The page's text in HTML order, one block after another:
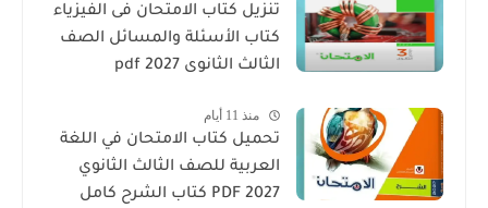
تنزيل كتاب الامتحان فى الفيزياء
كتاب الأسئلة والمسائل الصف
الثالث الثانوى 2027 pdf
منذ 11 أيام
تحميل كتاب الامتحان في اللغة
العربية للصف الثالث الثانوي